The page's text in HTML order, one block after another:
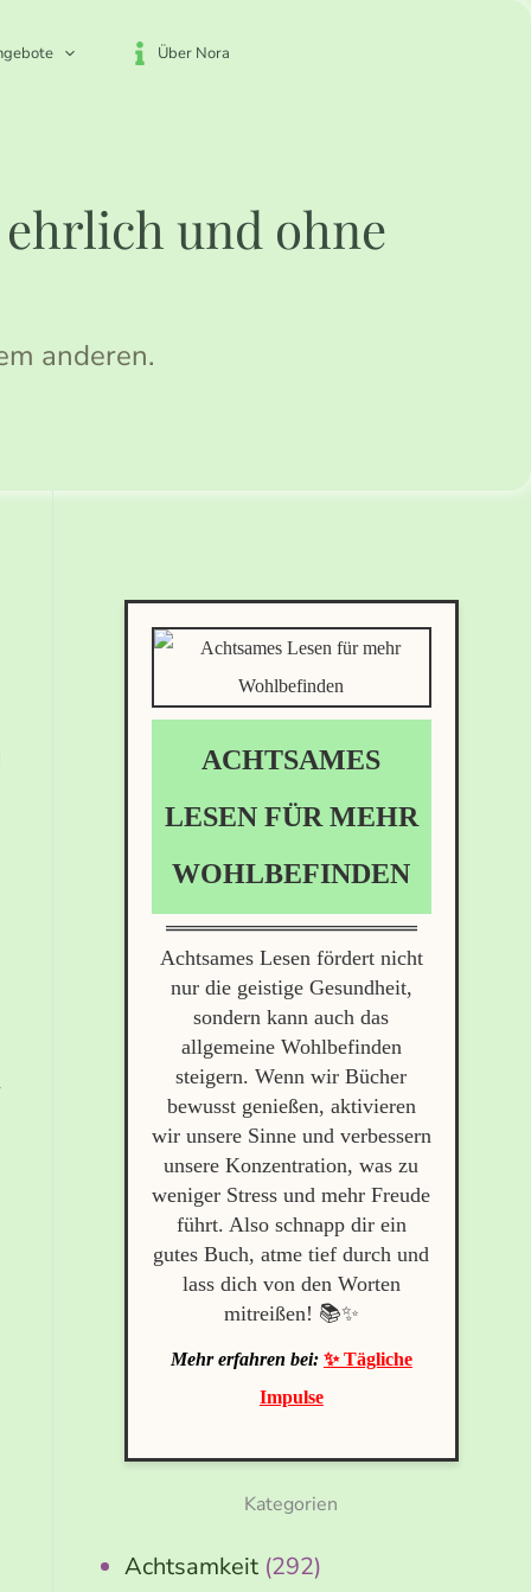
Über Nora
und ohne
anderen.
ACHTSAMES
LESEN FÜR MEHR
WOHLBEFINDEN
Achtsames Lesen fördert nicht
nur die geistige Gesundheit,
sondern kann auch das
allgemeine Wohlbefinden
steigern. Wenn wir Bücher
bewusst genießen, aktivieren
wir unsere Sinne und verbessern
unsere Konzentration, was zu
weniger Stress und mehr Freude
führt. Also schnapp dir ein
gutes Buch, atme tief durch und
lass dich von den Worten
mitreißen! 📚✨
Mehr erfahren bei: ✨ Tägliche
Impulse
Kategorien
Achtsamkeit(292)